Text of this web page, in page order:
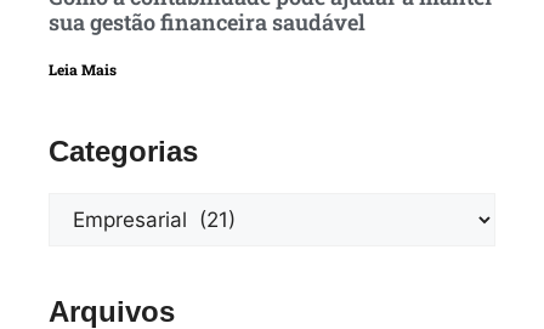
sua gestão financeira saudável
Leia Mais
Categorias
Arquivos